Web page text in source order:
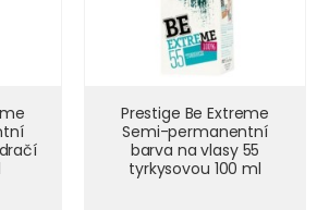
Prestige Be Extreme
Semi-permanentní
barva na vlasy 55
tyrkysovou 100 ml